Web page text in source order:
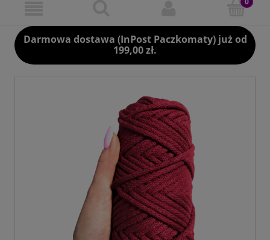
Darmowa dostawa (InPost Paczkomaty) już od
199,00 zł.